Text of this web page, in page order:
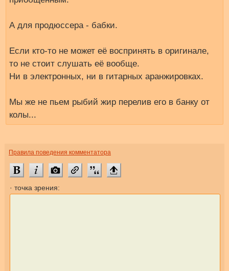
А для продюссера - бабки.
Если кто-то не может её воспринять в оригинале,
то не стоит слушать её вообще.
Ни в электронных, ни в гитарных аранжировках.
Мы же не пьем рыбий жир перелив его в банку от
колы...
Правила поведения комментатора
· точка зрения: